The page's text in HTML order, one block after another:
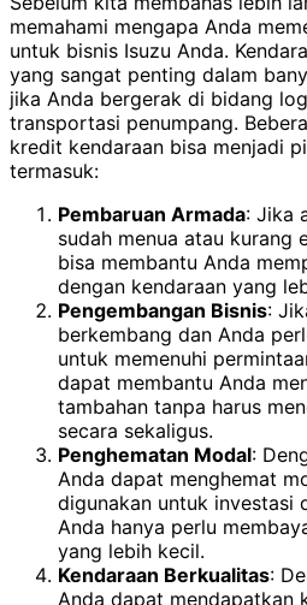
memahami mengapa Anda
untuk bisnis Isuzu Anda.
yang sangat penting dalam
jika Anda bergerak di bidang
transportasi penumpang.
kredit kendaraan bisa menjadi
termasuk:
Pembaruan Armada: Jika
sudah menua atau kurang
bisa membantu Anda
dengan kendaraan yang
Pengembangan Bisnis:
berkembang dan Anda
untuk memenuhi
dapat membantu Anda
tambahan tanpa harus
secara sekaligus.
Penghematan Modal:
Anda dapat menghemat
digunakan untuk investasi
Anda hanya perlu
yang lebih kecil.
Kendaraan Berkualitas:
Anda dapat mendapatkan